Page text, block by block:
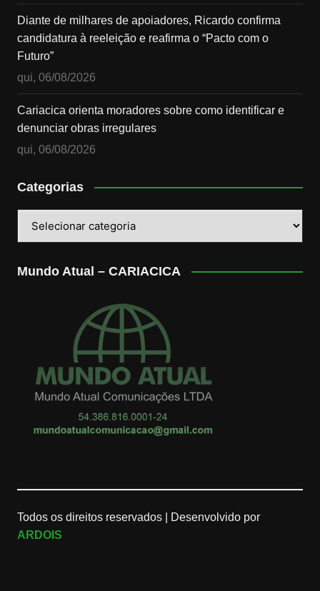
Diante de milhares de apoiadores, Ricardo confirma
candidatura à reeleição e reafirma o “Pacto com o
Futuro”
qui, 06/08/2026
Cariacica orienta moradores sobre como identificar e
denunciar obras irregulares
qui, 06/08/2026
Categorias
Mundo Atual – CARIACICA
Todos os direitos reservados |
Desenvolvido por
ARDOIS